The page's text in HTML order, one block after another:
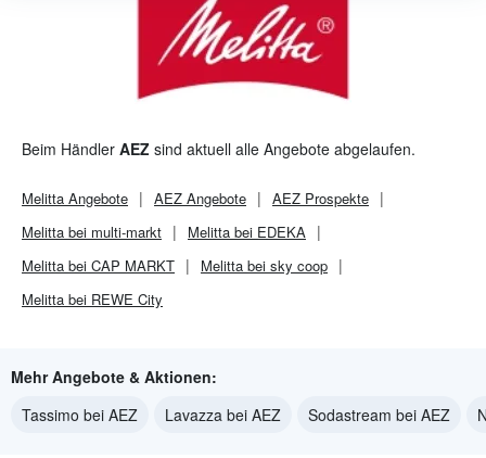
Beim Händler AEZ sind aktuell alle Angebote abgelaufen.
Melitta Angebote AEZ Angebote AEZ Prospekte
Melitta bei multi-markt
Melitta bei EDEKA
Melitta bei CAP MARKT
Melitta bei sky coop
Melitta bei REWE City
Mehr Angebote & Aktionen:
Tassimo bei AEZ
Lavazza bei AEZ Sodastream bei AEZ